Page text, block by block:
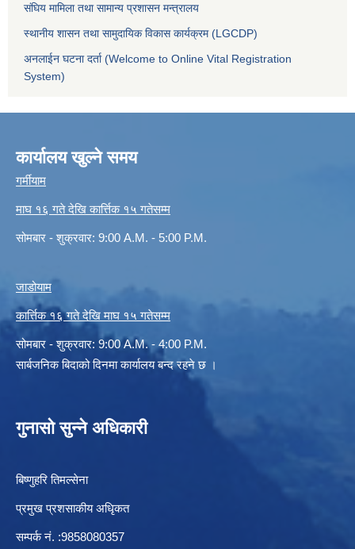
संघिय मामिला तथा सामान्य प्रशासन मन्त्रालय
स्थानीय शासन तथा सामुदायिक विकास कार्यक्रम (LGCDP)
अनलाईन घटना दर्ता (Welcome to Online Vital Registration
System)
कार्यालय खुल्ने समय
गर्मीयाम
माघ १६ गते देखि कार्त्तिक १५ गतेसम्म
सोमबार - शुक्रवार: 9:00 A.M. - 5:00 P.M.
जाडोयाम
कार्त्तिक १६ गते देखि माघ १५ गतेसम्म
सोमबार - शुक्रवार: 9:00 A.M. - 4:00 P.M.
सार्बजनिक बिदाको दिनमा कार्यालय बन्द रहने छ ।
गुनासो सुन्ने अधिकारी
बिष्णुहरि तिमल्सेना
प्रमुख प्रशसाकीय अधिृकत
सम्पर्क न‌ं. :9858080357